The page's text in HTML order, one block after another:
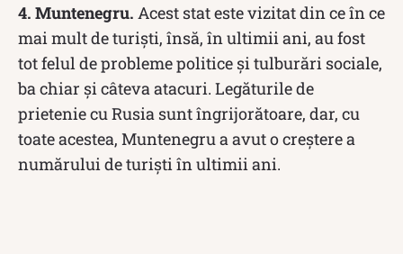
4. Muntenegru. Acest stat este vizitat din ce în ce
mai mult de turiști, însă, în ultimii ani, au fost
tot felul de probleme politice și tulburări sociale,
ba chiar și câteva atacuri. Legăturile de
prietenie cu Rusia sunt îngrijorătoare, dar, cu
toate acestea, Muntenegru a avut o creștere a
numărului de turiști în ultimii ani.